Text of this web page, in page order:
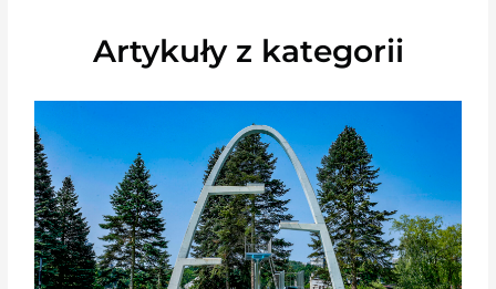
Artykuły z kategorii